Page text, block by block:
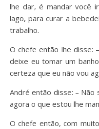
lhe dar, é mandar você
lago, para curar a
trabalho.
O chefe então lhe disse:
deixe eu tomar um
certeza que eu não vou
André então disse: – Não
agora o que estou lhe
O chefe então, com